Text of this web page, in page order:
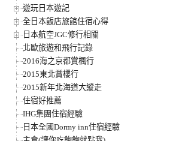
遊玩日本遊記
全日本飯店旅館住宿心得
日本航空JGC修行相關
北歐旅遊和飛行記錄
2016海之京都賞楓行
2015東北賞櫻行
2015新年北海道大縱走
住宿好推薦
IHG集團住宿經驗
日本全國Dormy inn住宿經驗